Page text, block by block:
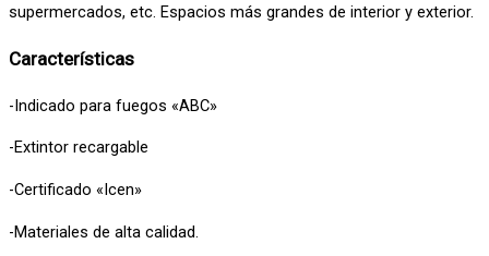
supermercados, etc. Espacios más grandes de interior y exterior.
Características
-Indicado para fuegos «ABC»
-Extintor recargable
-Certificado «Icen»
-Materiales de alta calidad.